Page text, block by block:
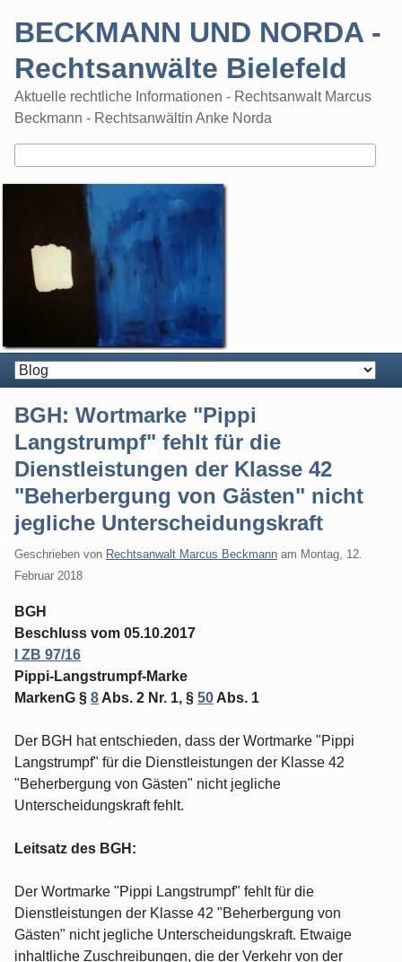
BECKMANN UND NORDA -
Rechtsanwälte Bielefeld
Aktuelle rechtliche Informationen - Rechtsanwalt Marcus
Beckmann - Rechtsanwältin Anke Norda
BGH: Wortmarke "Pippi
Langstrumpf" fehlt für die
Dienstleistungen der Klasse 42
"Beherbergung von Gästen" nicht
jegliche Unterscheidungskraft
Geschrieben von Rechtsanwalt Marcus Beckmann am Montag, 12.
Februar 2018
BGH
Beschluss vom 05.10.2017
I ZB 97/16
Pippi-Langstrumpf-Marke
MarkenG § 8 Abs. 2 Nr. 1, § 50 Abs. 1
Der BGH hat entschieden, dass der Wortmarke "Pippi
Langstrumpf" für die Dienstleistungen der Klasse 42
"Beherbergung von Gästen" nicht jegliche
Unterscheidungskraft fehlt.
Leitsatz des BGH:
Der Wortmarke "Pippi Langstrumpf" fehlt für die
Dienstleistungen der Klasse 42 "Beherbergung von
Gästen" nicht jegliche Unterscheidungskraft. Etwaige
inhaltliche Zuschreibungen, die der Verkehr von der